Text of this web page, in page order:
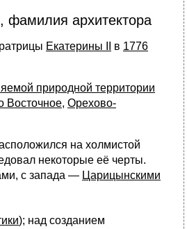
фамилия архитектора
Екатерины II в 1776
природной территории
Восточное, Орехово-
на холмистой
некоторые её черты.
с запада — Царицынскими
); над созданием